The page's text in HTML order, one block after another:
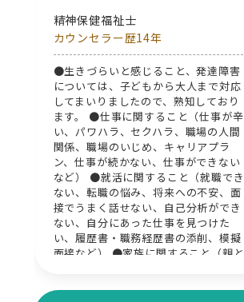
精神保健福祉士
カウンセラー歴14年
●生きづらいと感じること、発達障害
については、子どもから大人まで対応
してまいりましたので、熟知しており
ます。 ●仕事に関すること（仕事が辛
い、パワハラ、セクハラ、職場の人間
関係、職場のいじめ、キャリアプラ
ン、仕事が続かない、仕事ができない
など） ●就活に関すること（就職でき
ない、転職の悩み、将来への不安、面
接でうまく話せない、自己分析ができ
ない、自分にあった仕事を見つけた
い、履歴書・職務経歴書の添削、模擬
面接など） ●家族に関すること（親と